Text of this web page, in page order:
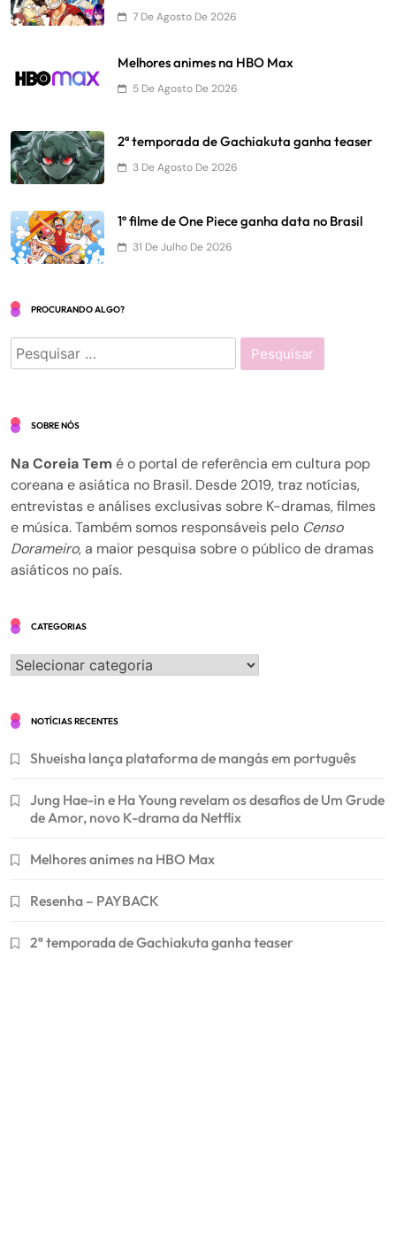
7 De Agosto De 2026
Melhores animes na HBO Max
5 De Agosto De 2026
2ª temporada de Gachiakuta ganha teaser
3 De Agosto De 2026
1º filme de One Piece ganha data no Brasil
31 De Julho De 2026
PROCURANDO ALGO?
Pesquisar
por:
SOBRE NÓS
Na Coreia Tem é o portal de referência em cultura pop
coreana e asiática no Brasil. Desde 2019, traz notícias,
entrevistas e análises exclusivas sobre K-dramas, filmes
e música. Também somos responsáveis pelo Censo
Dorameiro, a maior pesquisa sobre o público de dramas
asiáticos no país.
CATEGORIAS
Categorias
NOTÍCIAS RECENTES
Shueisha lança plataforma de mangás em português
Jung Hae-in e Ha Young revelam os desafios de Um Grude
de Amor, novo K-drama da Netflix
Melhores animes na HBO Max
Resenha – PAYBACK
2ª temporada de Gachiakuta ganha teaser